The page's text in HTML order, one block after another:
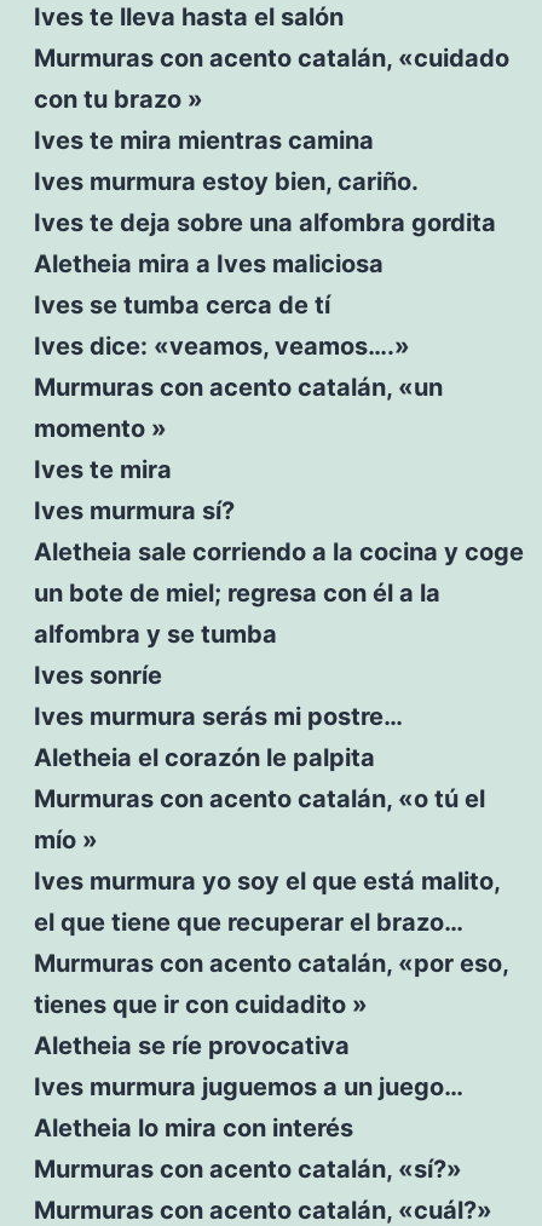
Ives te lleva hasta el salón
Murmuras con acento catalán, «cuidado
con tu brazo »
Ives te mira mientras camina
Ives murmura estoy bien, cariño.
Ives te deja sobre una alfombra gordita
Aletheia mira a Ives maliciosa
Ives se tumba cerca de tí
Ives dice: «veamos, veamos….»
Murmuras con acento catalán, «un
momento »
Ives te mira
Ives murmura sí?
Aletheia sale corriendo a la cocina y coge
un bote de miel; regresa con él a la
alfombra y se tumba
Ives sonríe
Ives murmura serás mi postre…
Aletheia el corazón le palpita
Murmuras con acento catalán, «o tú el
mío »
Ives murmura yo soy el que está malito,
el que tiene que recuperar el brazo…
Murmuras con acento catalán, «por eso,
tienes que ir con cuidadito »
Aletheia se ríe provocativa
Ives murmura juguemos a un juego…
Aletheia lo mira con interés
Murmuras con acento catalán, «sí?»
Murmuras con acento catalán, «cuál?»